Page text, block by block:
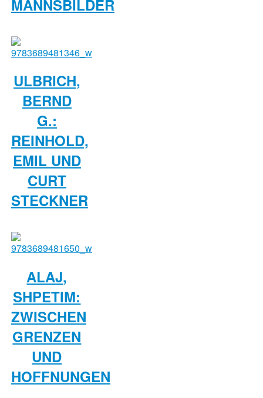
MANNSBILDER
ULBRICH,
BERND
G.:
REINHOLD,
EMIL UND
CURT
STECKNER
ALAJ,
SHPETIM:
ZWISCHEN
GRENZEN
UND
HOFFNUNGEN